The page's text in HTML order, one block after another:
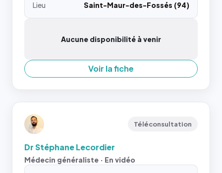
Lieu
Saint-Maur-des-Fossés (94)
Aucune disponibilité à venir
Voir la fiche
Téléconsultation
Dr Stéphane Lecordier
Médecin généraliste · En vidéo